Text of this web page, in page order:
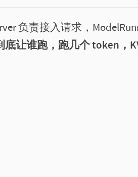
负责接入请求，
底让谁跑，跑几个 token，